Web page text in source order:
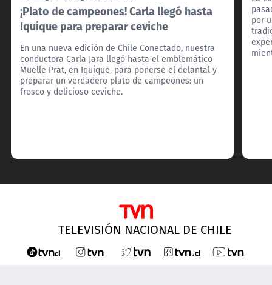
¡Plato de campeones! Carla llegó hasta
Iquique para preparar ceviche
En una nueva edición de Chile Conectado, nuestra
conductora Carla Jara llegó hasta el emblemático
Muelle Prat, en Iquique, para ponerse el delantal y
preparar un verdadero plato de campeones: un
fresco y delicioso ceviche.
por
TELEVISIÓN NACIONAL DE CHILE